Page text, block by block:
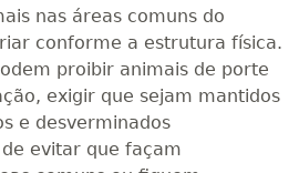
nas áreas comuns do
conforme a estrutura física.
proibir animais de porte
exigir que sejam mantidos
e desverminados
evitar que façam